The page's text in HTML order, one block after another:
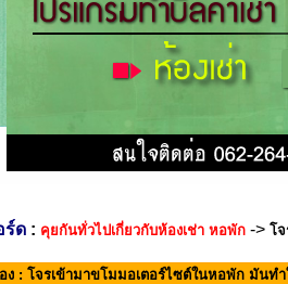
ร์ด : คุยกันทั่วไปเกี่ยวกับห้องเช่า หอพัก -> โ
ง : โจรเข้ามาขโมมอเตอร์ไซต์ในหอพัก มันท